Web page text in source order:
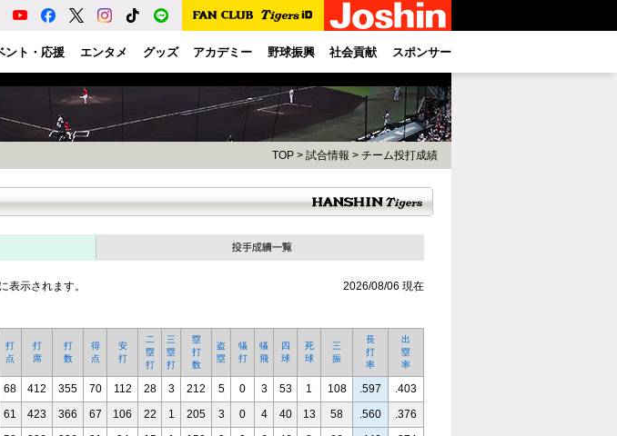
ント・応援 エンタメ グッズ アカデミー 野球振興 社会貢献 スポンサー
TOP > 試合情報 > チーム投打成績
示されます。 2026/08/06 現在
打
点
打
席
打
数
得
点
安
打
二
塁
打
三
塁
打
塁
打
数
盗
塁
犠
打
犠
飛
四
球
死
球
三
振
長
打
率
出
塁
率
68 412 355 70 112 28 3 212 5 0 3 53 1 108 .597
.403
61 423 366 67 106 22 1 205 3 0 4 40 13 58 .560
.376